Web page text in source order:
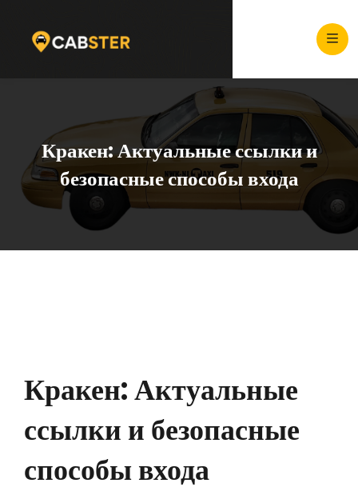
Кракен: Актуальные ссылки и
безопасные способы входа
Кракен: Актуальные
ссылки и безопасные
способы входа